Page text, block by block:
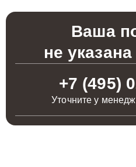
Ваша
не
+7 (495)
Уточните у